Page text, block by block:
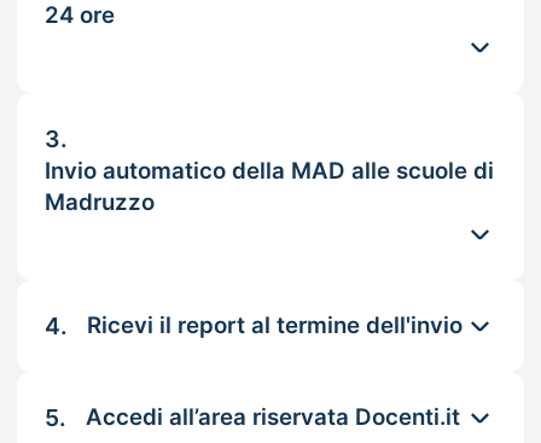
24 ore
3.
Invio automatico della MAD alle scuole di
Madruzzo
4. Ricevi il report al termine dell'invio
5. Accedi all’area riservata Docenti.it